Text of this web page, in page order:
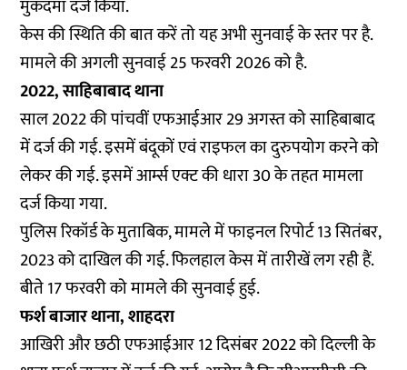
मुकदमा दर्ज किया.
केस की स्थिति की बात करें तो यह अभी सुनवाई के स्तर पर है.
मामले की अगली सुनवाई 25 फरवरी 2026 को है.
2022, साहिबाबाद थाना
साल 2022 की पांचवीं एफआईआर 29 अगस्त को साहिबाबाद
में दर्ज की गई. इसमें बंदूकों एवं राइफल का दुरुपयोग करने को
लेकर की गई. इसमें आर्म्स एक्ट की धारा 30 के तहत मामला
दर्ज किया गया.
पुलिस रिकॉर्ड के मुताबिक, मामले में फाइनल रिपोर्ट 13 सितंबर,
2023 को दाखिल की गई. फिलहाल केस में तारीखें लग रही हैं.
बीते 17 फरवरी को मामले की सुनवाई हुई.
फर्श बाजार थाना, शाहदरा
आखिरी और छठी एफआईआर 12 दिसंबर 2022 को दिल्ली के